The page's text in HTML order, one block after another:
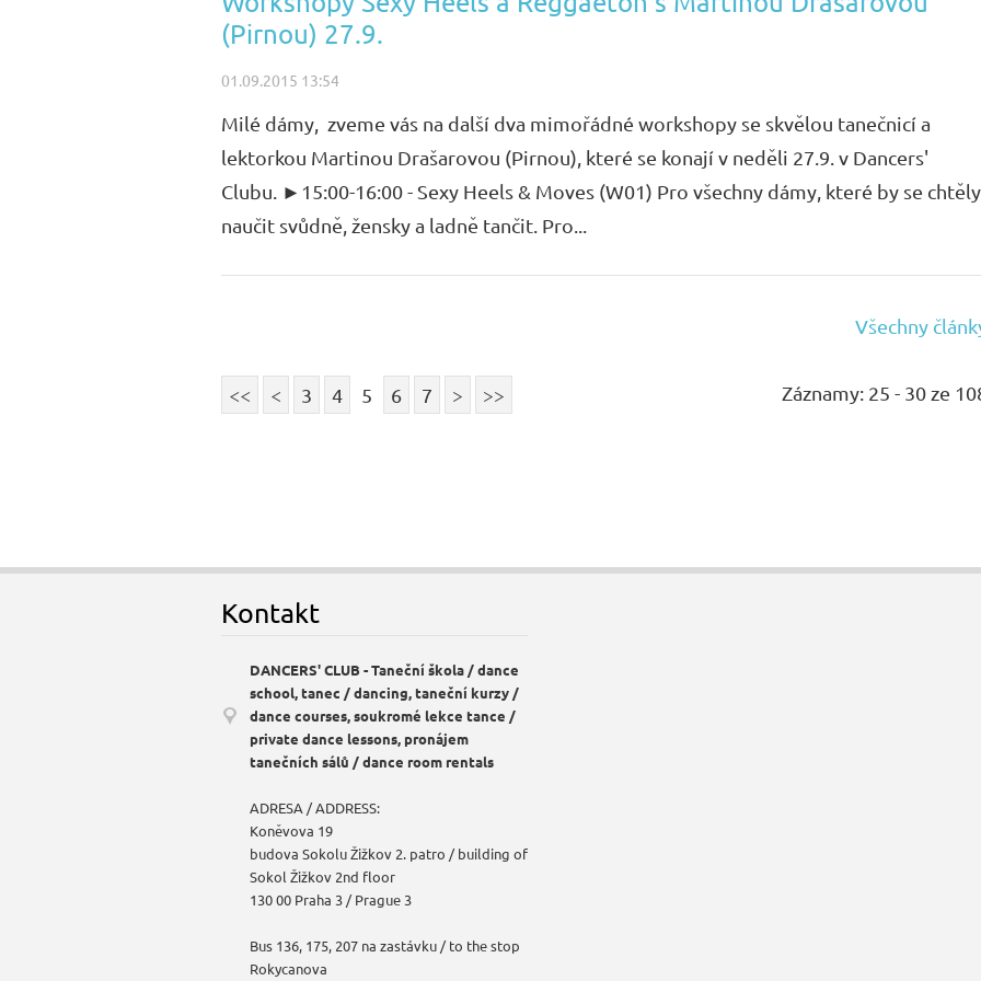
(Pirnou) 27.9.
01.09.2015 13:54
Milé dámy, zveme vás na další dva mimořádné workshopy se skvělou tanečnicí a
lektorkou Martinou Drašarovou (Pirnou), které se konají v neděli 27.9. v Dancers'
Clubu. ►15:00-16:00 - Sexy Heels & Moves (W01) Pro všechny dámy, které by se chtěly
naučit svůdně, žensky a ladně tančit. Pro...
Všechny
Záznamy: 25 - 30 ze
<< < 3 4 5 6 7 > >>
Kontakt
DANCERS' CLUB - Taneční škola / dance
school, tanec / dancing, taneční kurzy /
dance courses, soukromé lekce tance /
private dance lessons, pronájem
tanečních sálů / dance room rentals
ADRESA / ADDRESS:
Koněvova 19
budova Sokolu Žižkov 2. patro / building of
Sokol Žižkov 2nd floor
130 00 Praha 3 / Prague 3
Bus 136, 175, 207 na zastávku / to the stop
Rokycanova